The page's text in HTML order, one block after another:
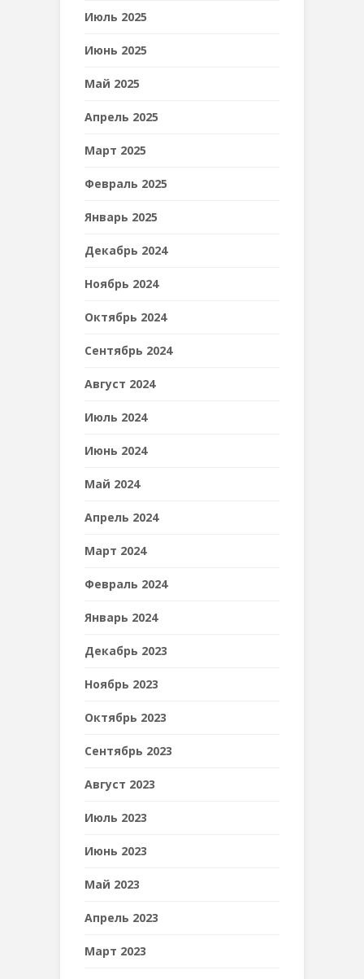
Июль 2025
Июнь 2025
Май 2025
Апрель 2025
Март 2025
Февраль 2025
Январь 2025
Декабрь 2024
Ноябрь 2024
Октябрь 2024
Сентябрь 2024
Август 2024
Июль 2024
Июнь 2024
Май 2024
Апрель 2024
Март 2024
Февраль 2024
Январь 2024
Декабрь 2023
Ноябрь 2023
Октябрь 2023
Сентябрь 2023
Август 2023
Июль 2023
Июнь 2023
Май 2023
Апрель 2023
Март 2023